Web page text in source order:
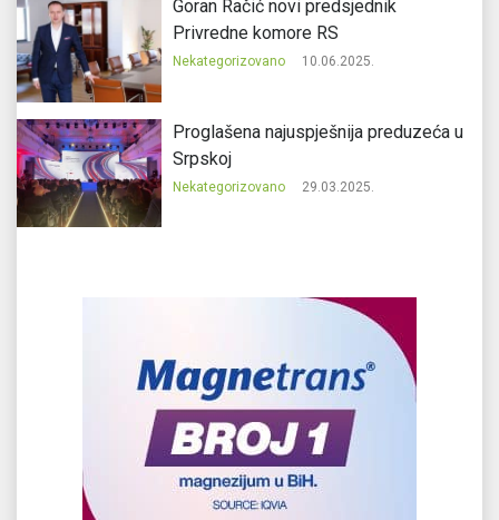
Goran Račić novi predsjednik
Privredne komore RS
Nekategorizovano 10.06.2025.
Proglašena najuspješnija preduzeća u
Srpskoj
Nekategorizovano 29.03.2025.